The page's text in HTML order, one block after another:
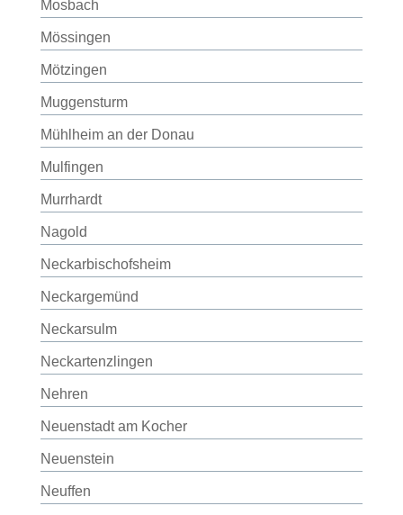
Mosbach
Mössingen
Mötzingen
Muggensturm
Mühlheim an der Donau
Mulfingen
Murrhardt
Nagold
Neckarbischofsheim
Neckargemünd
Neckarsulm
Neckartenzlingen
Nehren
Neuenstadt am Kocher
Neuenstein
Neuffen